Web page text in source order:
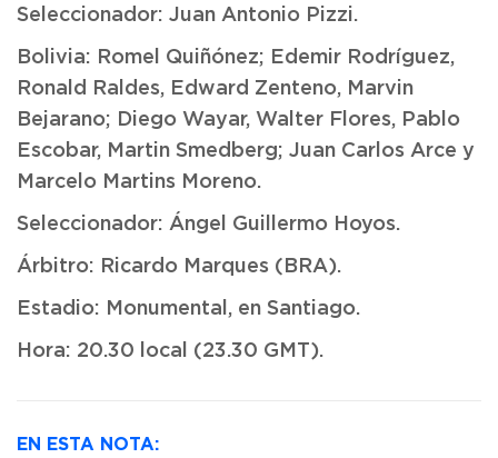
Seleccionador: Juan Antonio Pizzi.
Bolivia: Romel Quiñónez; Edemir Rodríguez,
Ronald Raldes, Edward Zenteno, Marvin
Bejarano; Diego Wayar, Walter Flores, Pablo
Escobar, Martin Smedberg; Juan Carlos Arce y
Marcelo Martins Moreno.
Seleccionador: Ángel Guillermo Hoyos.
Árbitro: Ricardo Marques (BRA).
Estadio: Monumental, en Santiago.
Hora: 20.30 local (23.30 GMT).
EN ESTA NOTA: